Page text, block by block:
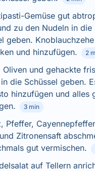
Gemüse gut
zu den Nudeln in die
geben. Knoblauchzehe
und hinzufügen.
2
Oliven und gehackte
die Schüssel geben.
hinzufügen und alles
3 min
Pfeffer,
Zitronensaft
gut vermischen.
auf Tellern